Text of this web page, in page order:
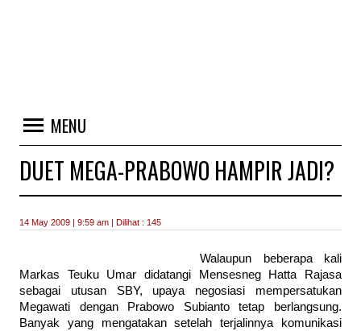
MENU
DUET MEGA-PRABOWO HAMPIR JADI?
14 May 2009 | 9:59 am | Dilihat : 145
Walaupun beberapa kali
Markas Teuku Umar didatangi Mensesneg Hatta Rajasa
sebagai utusan SBY, upaya negosiasi mempersatukan
Megawati dengan Prabowo Subianto tetap berlangsung.
Banyak yang mengatakan setelah terjalinnya komunikasi